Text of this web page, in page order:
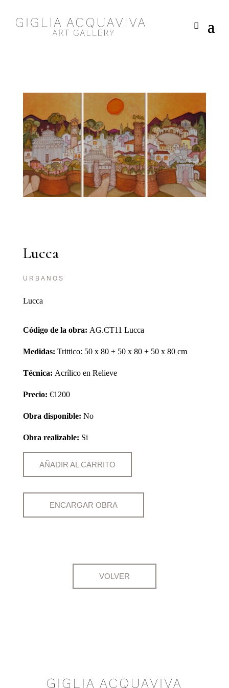
Lucca
URBANOS
Lucca
Código de la obra: AG.CT11 Lucca
Medidas: Trittico: 50 x 80 + 50 x 80 + 50 x 80 cm
Técnica: Acrílico en Relieve
Precio: €1200
Obra disponible: No
Obra realizable: Si
AÑADIR AL CARRITO
ENCARGAR OBRA
VOLVER